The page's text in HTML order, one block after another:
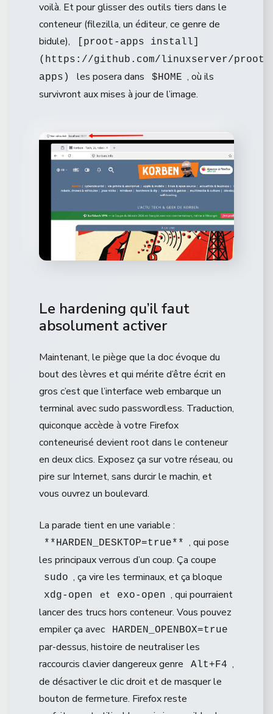
voilà. Et pour glisser des outils tiers dans le
conteneur (filezilla, un éditeur, ce genre de
bidule),
[proot-apps install]
(https://github.com/linuxserver/proot-
apps)
les posera dans $HOME , où ils
survivront aux mises à jour de l’image.
Le hardening qu’il faut
absolument activer
Maintenant, le piège que la doc évoque du
bout des lèvres et qui mérite d’être écrit en
gros c’est que l’interface web embarque un
terminal avec sudo passwordless. Traduction,
quiconque accède à votre Firefox
conteneurisé devient root dans le conteneur
en deux clics. Exposez ça sur votre réseau, ou
pire sur Internet, sans durcir le machin, et
vous ouvrez un boulevard.
La parade tient en une variable :
**HARDEN_DESKTOP=true** , qui pose
les principaux verrous d’un coup. Ça coupe
sudo , ça vire les terminaux, et ça bloque
xdg-open et exo-open , qui pourraient
lancer des trucs hors conteneur. Vous pouvez
empiler ça avec
HARDEN_OPENBOX=true
par-dessus, histoire de neutraliser les
raccourcis clavier dangereux genre
Alt+F4 ,
de désactiver le clic droit et de masquer le
bouton de fermeture. Firefox reste